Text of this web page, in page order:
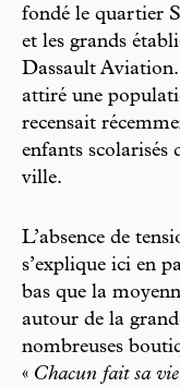
fondé le quartier
et les grands
Dassault
attiré une
recensait
enfants scolarisés
ville.
L’absence de
s’explique ici en
bas que la
autour de la
nombreuses
« Chacun fait sa